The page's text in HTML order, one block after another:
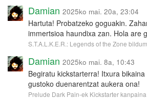
Damian 2025ko mai. 20a, 23:04
Hartuta! Probatzeko goguakin.
immertsioa haundixa zan. Hola are
S.T.A.L.K.E.R.: Legends of the Zone
Damian 2025ko mai. 8a, 10:43
Begiratu kickstarterra! Itxura
gustoko duenarentzat aukera ona!
Prelude Dark Pain-ek Kickstarter kanpaina